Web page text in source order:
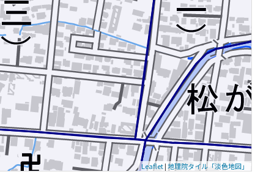
Leaflet|地理院タイル「淡色地図」